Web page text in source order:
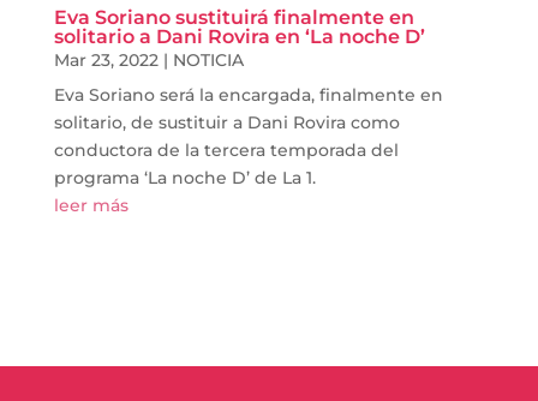
Eva Soriano sustituirá finalmente en
solitario a Dani Rovira en ‘La noche D’
Mar 23, 2022| NOTICIA
Eva Soriano será la encargada, finalmente en
solitario, de sustituir a Dani Rovira como
conductora de la tercera temporada del
programa ‘La noche D’ de La 1.
leer más